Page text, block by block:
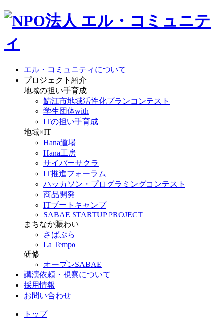
エル・コミュニティについて
プロジェクト紹介
地域の担い手育成
鯖江市地域活性化プランコンテスト
学生団体with
ITの担い手育成
地域×IT
Hana道場
Hana工房
サイバーサクラ
IT推進フォーラム
ハッカソン・プログラミングコンテスト
商品開発
ITブートキャンプ
SABAE STARTUP PROJECT
まちなか賑わい
さばぷら
La Tempo
研修
オープンSABAE
講演依頼・視察について
採用情報
お問い合わせ
トップ